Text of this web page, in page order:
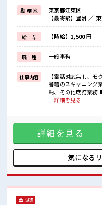
残業はほとんどナシ！
場合によってはお願いすること
≪土日祝休のお仕事≫
家族や友人と一緒にプライベ
≪髪型自由≫
基本的に髪色自由で明るすぎた
(規定有)≪未経験の方も大カン
新しいことにチャレンジするの
しっかり働く環境が整ってい
イチからスキルUP・ステップ
■職場の雰囲気
派手すぎなければ多少のヘア
持ち物が多いあなたにもぴっ
ロッカー付き職場♪
勤 務 地
東京都江東区
【最寄駅】豊洲 ／
給 与 【時給】1,500 円
職 種 一般事務
仕事内容
【電話対応無し、
書籍のスキャニング
納、その他庶務業務 ■お仕事PR ≪短時間のお仕事≫ 扶養内
OKなので、 主婦&
一緒にプライベート
明るすぎたり奇抜で
も大カンゲイ≫ 新し
ど、 しっかり働く環
ステップUP目指していきましょ
なければ多少のヘ
にもぴったり☆ ロッ
…詳細を見る
詳細を見る
気になる
派遣